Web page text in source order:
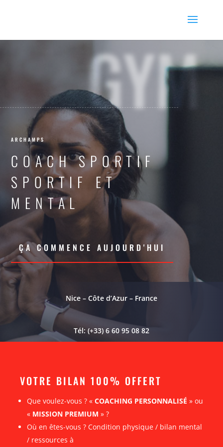
GYM
ARCHAMPS
COACH SPORTIF
SPORTIF ET
MENTAL
ÇA COMMENCE AUJOURD'HUI
Nice – Côte d’Azur – France
Tél: (+33) 6 60 95 08 82
VOTRE BILAN 100% OFFERT
Que voulez-vous ? « COACHING PERSONNALISÉ » ou
« MISSION PREMIUM » ?
Où en êtes-vous ? Condition physique / bilan mental
/ ressources à